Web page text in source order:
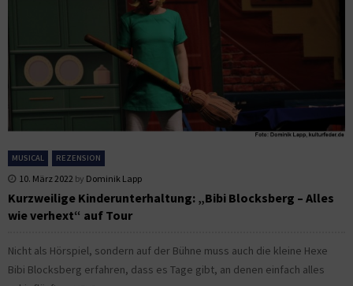
MUSICAL REZENSION
10. März 2022 by Dominik Lapp
Kurzweilige Kinderunterhaltung: „Bibi Blocksberg – Alles
wie verhext“ auf Tour
Nicht als Hörspiel, sondern auf der Bühne muss auch die kleine Hexe
Bibi Blocksberg erfahren, dass es Tage gibt, an denen einfach alles